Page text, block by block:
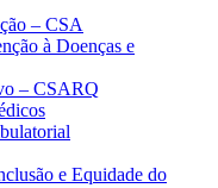
– CSA
à Doenças e
– CSARQ
e Equidade do